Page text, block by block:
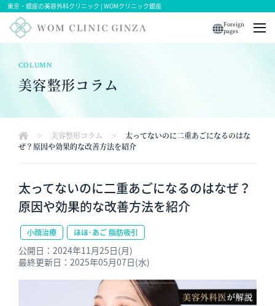
東京・銀座の美容外科クリニック | WOMクリニック銀座
Foreign
pages
COLUMN
美容整形コラム
> 美容整形コラム > 太ってないのに二重あごになるのはな
ぜ？原因や効果的な改善方法を紹介
太ってないのに二重あごになるのはなぜ？
原因や効果的な改善方法を紹介
小顔治療 ほほ･あご 脂肪吸引
公開日：2024年11月25日(月)
最終更新日：2025年05月07日(水)